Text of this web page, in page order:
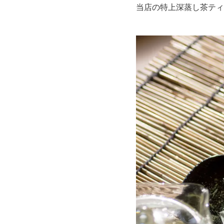
当店の特上深蒸し茶テ